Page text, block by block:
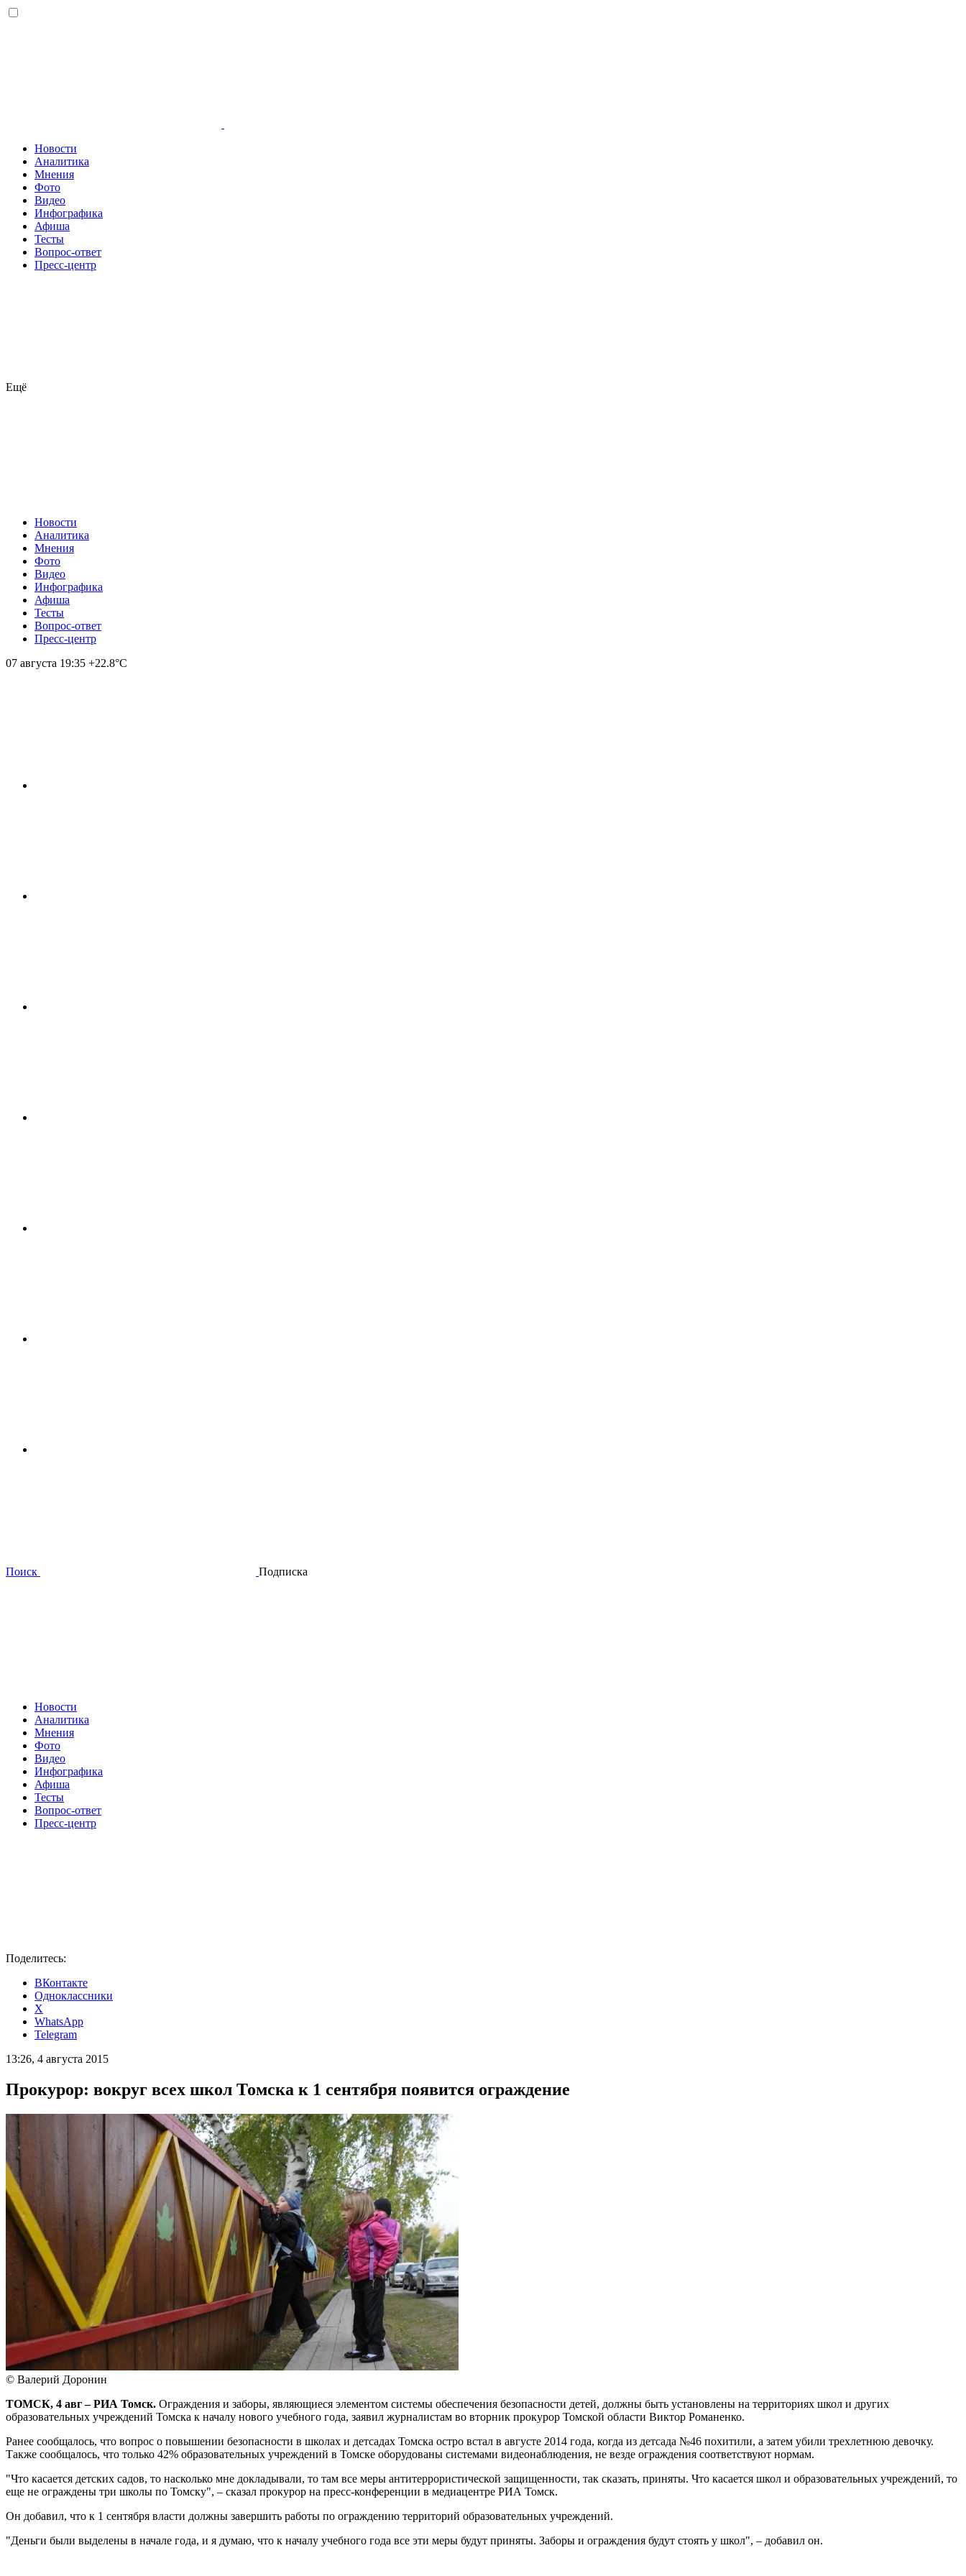
Новости
Аналитика
Мнения
Фото
Видео
Инфографика
Афиша
Тесты
Вопрос-ответ
Пресс-центр
Ещё
Новости
Аналитика
Мнения
Фото
Видео
Инфографика
Афиша
Тесты
Вопрос-ответ
Пресс-центр
07 августа 19:35 +22.8°С
Поиск Подписка
Новости
Аналитика
Мнения
Фото
Видео
Инфографика
Афиша
Тесты
Вопрос-ответ
Пресс-центр
Поделитесь:
ВКонтакте
Одноклассники
X
WhatsApp
Telegram
13:26, 4 августа 2015
Прокурор: вокруг всех школ Томска к 1 сентября появится ограждение
© Валерий Доронин
ТОМСК, 4 авг – РИА Томск. Ограждения и заборы, являющиеся элементом системы обеспечения безопасности детей, должны быть установлены на территориях школ и других
образовательных учреждений Томска к началу нового учебного года, заявил журналистам во вторник прокурор Томской области Виктор Романенко.
Ранее сообщалось, что вопрос о повышении безопасности в школах и детсадах Томска остро встал в августе 2014 года, когда из детсада №46 похитили, а затем убили трехлетнюю девочку.
Также сообщалось, что только 42% образовательных учреждений в Томске оборудованы системами видеонаблюдения, не везде ограждения соответствуют нормам.
"Что касается детских садов, то насколько мне докладывали, то там все меры антитеррористической защищенности, так сказать, приняты. Что касается школ и образовательных учреждений, то
еще не ограждены три школы по Томску", – сказал прокурор на пресс-конференции в медиацентре РИА Томск.
Он добавил, что к 1 сентября власти должны завершить работы по ограждению территорий образовательных учреждений.
"Деньги были выделены в начале года, и я думаю, что к началу учебного года все эти меры будут приняты. Заборы и ограждения будут стоять у школ", – добавил он.